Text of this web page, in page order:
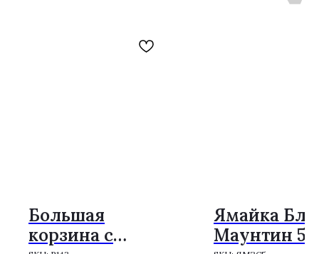
Большая
корзина с
Ямайка
Маунтин